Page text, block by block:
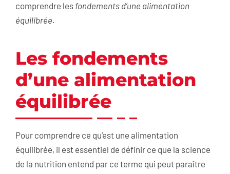
comprendre les fondements d’une alimentation
équilibrée.
Les fondements
d’une alimentation
équilibrée
Pour comprendre ce qu’est une alimentation
équilibrée, il est essentiel de définir ce que la science
de la nutrition entend par ce terme qui peut paraître